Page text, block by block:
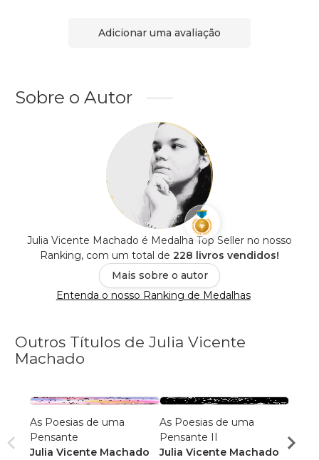
Adicionar uma avaliação
Sobre o Autor
Julia Vicente Machado é Medalha Top Seller no nosso
Ranking, com um total de 228 livros vendidos!
Mais sobre o autor
Entenda o nosso Ranking de Medalhas
Outros Títulos de Julia Vicente
Machado
As Poesias de uma
Pensante
Julia Vicente Machado
As Poesias de uma
Pensante II
Julia Vicente Machado
Julia
R$